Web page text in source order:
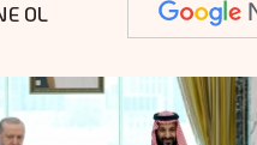
OL